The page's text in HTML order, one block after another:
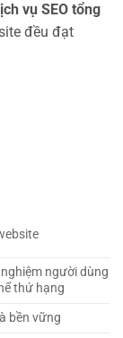
vụ SEO tổng
đều đạt
người dùng
thứ hạng
bền vững